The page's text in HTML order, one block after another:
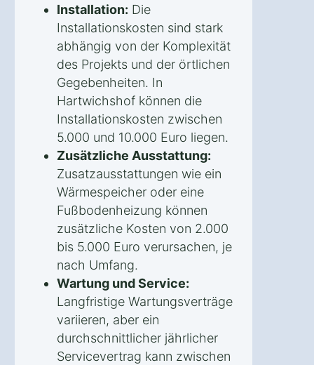
Installation: Die
Installationskosten sind stark
abhängig von der Komplexität
des Projekts und der örtlichen
Gegebenheiten. In
Hartwichshof können die
Installationskosten zwischen
5.000 und 10.000 Euro liegen.
Zusätzliche Ausstattung:
Zusatzausstattungen wie ein
Wärmespeicher oder eine
Fußbodenheizung können
zusätzliche Kosten von 2.000
bis 5.000 Euro verursachen, je
nach Umfang.
Wartung und Service:
Langfristige Wartungsverträge
variieren, aber ein
durchschnittlicher jährlicher
Servicevertrag kann zwischen